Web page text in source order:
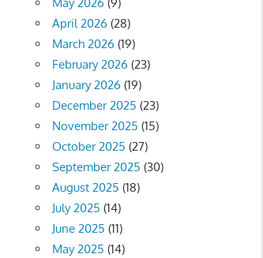
May 2026 (9)
April 2026 (28)
March 2026 (19)
February 2026 (23)
January 2026 (19)
December 2025 (23)
November 2025 (15)
October 2025 (27)
September 2025 (30)
August 2025 (18)
July 2025 (14)
June 2025 (11)
May 2025 (14)